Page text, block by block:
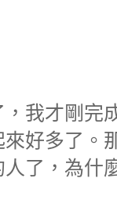
我才剛完
好多了。
了，為什